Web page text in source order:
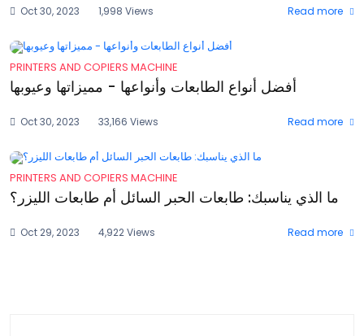
Oct 30, 2023 1,998 Views Read more
PRINTERS AND COPIERS MACHINE
أفضل أنواع الطابعات وأنواعها - مميزاتها وعيوبها
Oct 30, 2023 33,166 Views Read more
PRINTERS AND COPIERS MACHINE
ما الذي يناسبك: طابعات الحبر السائل أم طابعات الليزر؟
Oct 29, 2023 4,922 Views Read more